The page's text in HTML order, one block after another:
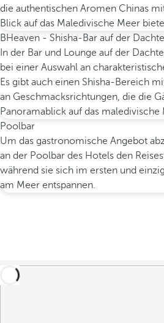
die authentischen Aromen Chinas
Blick auf das Maledivische Meer
BHeaven - Shisha-Bar auf der
In der Bar und Lounge auf der
bei einer Auswahl an
Es gibt auch einen Shisha-Bereich
an Geschmacksrichtungen, die die
Panoramablick auf das
Poolbar
Um das gastronomische Angebot
an der Poolbar des Hotels den
während sie sich im ersten und
am Meer entspannen.